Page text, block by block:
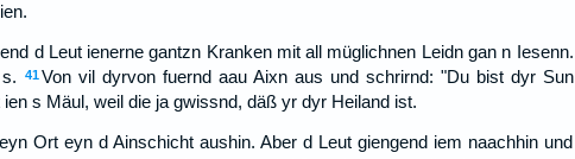
d Leut ienerne gantzn Kranken mit all müglichnen Leidn gan n Iesenn.
41 Von vil dyrvon fuernd aau Aixn aus und schrirnd: "Du bist dyr Sun
s Mäul, weil die ja gwissnd, däß yr dyr Heiland ist.
Ort eyn d Ainschicht aushin. Aber d Leut giengend iem naachhin und